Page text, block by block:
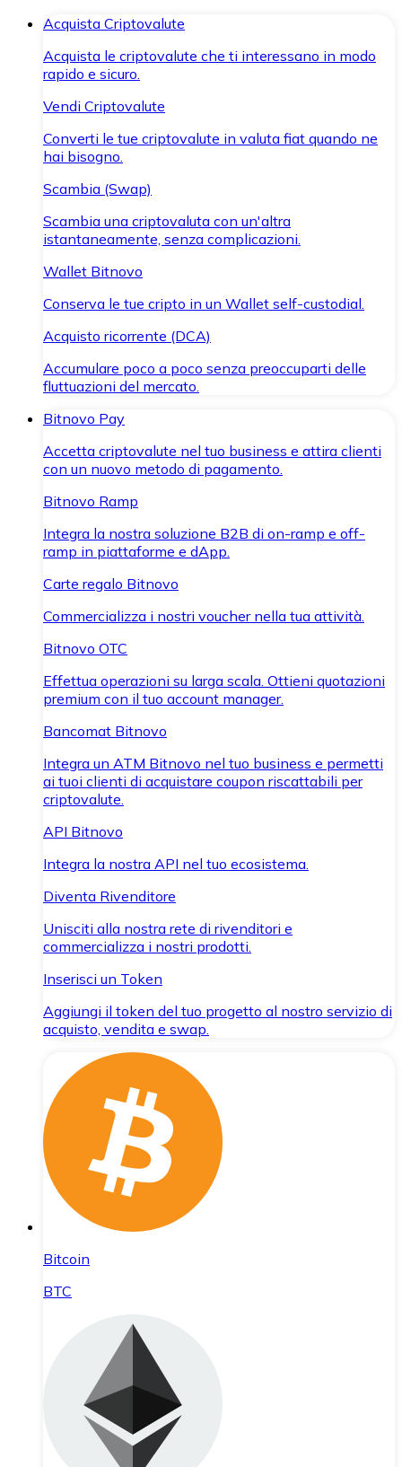
Acquista Criptovalute
Acquista le criptovalute che ti interessano in modo
rapido e sicuro.
Vendi Criptovalute
Converti le tue criptovalute in valuta fiat quando ne
hai bisogno.
Scambia (Swap)
Scambia una criptovaluta con un'altra
istantaneamente, senza complicazioni.
Wallet Bitnovo
Conserva le tue cripto in un Wallet self-custodial.
Acquisto ricorrente (DCA)
Accumulare poco a poco senza preoccuparti delle
fluttuazioni del mercato.
Bitnovo Pay
Accetta criptovalute nel tuo business e attira clienti
con un nuovo metodo di pagamento.
Bitnovo Ramp
Integra la nostra soluzione B2B di on-ramp e off-
ramp in piattaforme e dApp.
Carte regalo Bitnovo
Commercializza i nostri voucher nella tua attività.
Bitnovo OTC
Effettua operazioni su larga scala. Ottieni quotazioni
premium con il tuo account manager.
Bancomat Bitnovo
Integra un ATM Bitnovo nel tuo business e permetti
ai tuoi clienti di acquistare coupon riscattabili per
criptovalute.
API Bitnovo
Integra la nostra API nel tuo ecosistema.
Diventa Rivenditore
Unisciti alla nostra rete di rivenditori e
commercializza i nostri prodotti.
Inserisci un Token
Aggiungi il token del tuo progetto al nostro servizio di
acquisto, vendita e swap.
Bitcoin
BTC